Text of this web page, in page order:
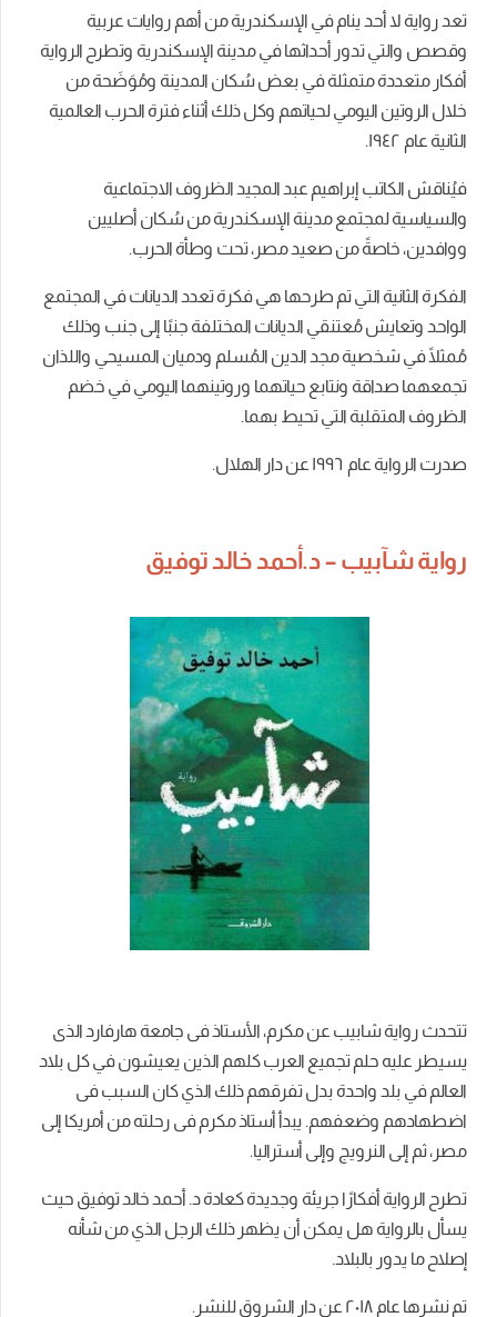
تعد رواية لا أحد ينام في الإسكندرية من أهم روايات عربية
وقصص والتي تدور أحداثها في مدينة الإسكندرية وتطرح الرواية
أفكار متعددة متمثلة في بعض سُكان المدينة ومُوَضَحة من
خلال الروتين اليومي لحياتهم وكل ذلك أثناء فترة الحرب العالمية
الثانية عام ١٩٤٢.
فيُناقش الكاتب إبراهيم عبد المجيد الظروف الاجتماعية
والسياسية لمجتمع مدينة الإسكندرية من سُكان أصليين
ووافدين، خاصةً من صعيد مصر، تحت وطأة الحرب.
الفكرة الثانية التي تم طرحها هي فكرة تعدد الديانات في المجتمع
الواحد وتعايش مُعتنقي الديانات المختلفة جنبًا إلى جنب وذلك
مُمثلًا في شخصية مجد الدين المُسلم ودميان المسيحي واللذان
تجمعهما صداقة ونتابع حياتهما وروتينهما اليومي في خضم
الظروف المتقلبة التي تحيط بهما.
صدرت الرواية عام ١٩٩٦ عن دار الهلال.
رواية شآبيب – د.أحمد خالد توفيق
تتحدث رواية شابيب عن مكرم، الأستاذ فى جامعة هارفارد الذى
يسيطر عليه حلم تجميع العرب كلهم الذين يعيشون في كل بلاد
العالم في بلد واحدة بدل تفرقهم ذلك الذي كان السبب فى
اضطهادهم وضعفهم. يبدأ أستاذ مكرم فى رحلته من أمريكا إلى
مصر، ثم إلى النرويج وإلى أستراليا.
تطرح الرواية أفكارًا جريئة وجديدة كعادة د. أحمد خالد توفيق حيث
يسأل بالرواية هل يمكن أن يظهر ذلك الرجل الذي من شأنه
إصلاح ما يدور بالبلاد.
تم نشرها عام ٢٠١٨ عن دار الشروق للنشر.